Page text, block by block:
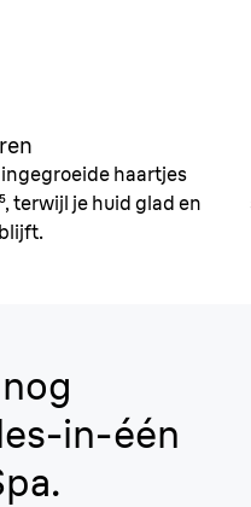
haartjes
terwijl je huid glad en
in-één